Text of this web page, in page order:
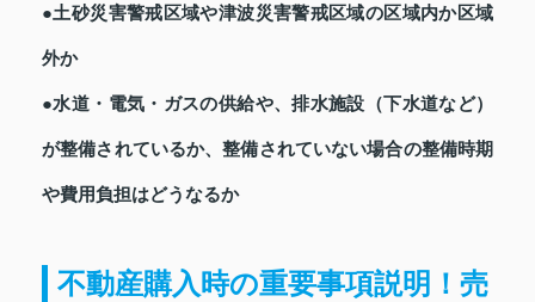
●土砂災害警戒区域や津波災害警戒区域の区域内か区域
外か
●水道・電気・ガスの供給や、排水施設（下水道など）
が整備されているか、整備されていない場合の整備時期
や費用負担はどうなるか
不動産購入時の重要事項説明！売